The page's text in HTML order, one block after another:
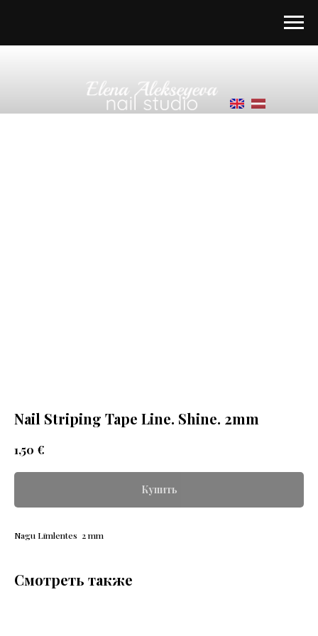
Nail Striping Tape Line. Shine. 2mm
1,50 €
Купить
Nagu Līmlentes 2 mm
Смотреть также